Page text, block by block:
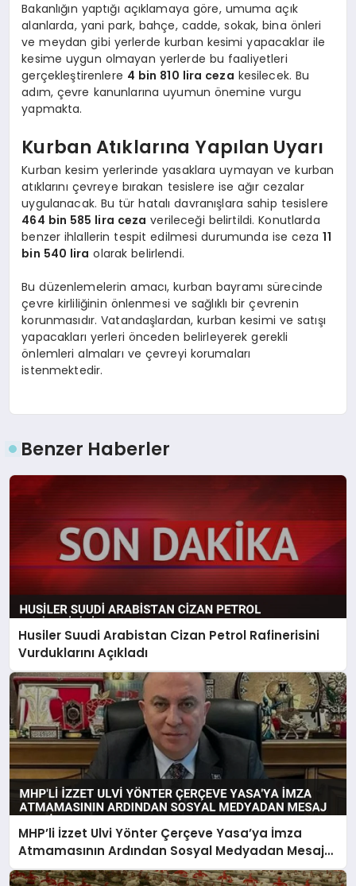
Bakanlığın yaptığı açıklamaya göre, umuma açık
alanlarda, yani park, bahçe, cadde, sokak, bina önleri
ve meydan gibi yerlerde kurban kesimi yapacaklar ile
kesime uygun olmayan yerlerde bu faaliyetleri
gerçekleştirenlere 4 bin 810 lira ceza kesilecek. Bu
adım, çevre kanunlarına uyumun önemine vurgu
yapmakta.
Kurban Atıklarına Yapılan Uyarı
Kurban kesim yerlerinde yasaklara uymayan ve kurban
atıklarını çevreye bırakan tesislere ise ağır cezalar
uygulanacak. Bu tür hatalı davranışlara sahip tesislere
464 bin 585 lira ceza verileceği belirtildi. Konutlarda
benzer ihlallerin tespit edilmesi durumunda ise ceza11
bin 540 lira olarak belirlendi.
Bu düzenlemelerin amacı, kurban bayramı sürecinde
çevre kirliliğinin önlenmesi ve sağlıklı bir çevrenin
korunmasıdır. Vatandaşlardan, kurban kesimi ve satışı
yapacakları yerleri önceden belirleyerek gerekli
önlemleri almaları ve çevreyi korumaları
istenmektedir.
Benzer Haberler
Husiler Suudi Arabistan Cizan Petrol Rafinerisini
Vurduklarını Açıkladı
MHP’li İzzet Ulvi Yönter Çerçeve Yasa’ya İmza
Atmamasının Ardından Sosyal Medyadan Mesaj
Verdi